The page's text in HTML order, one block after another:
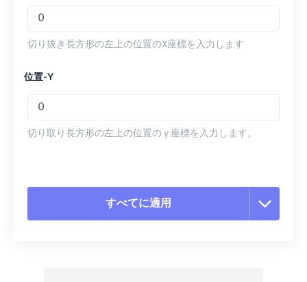
切り抜き長方形の左上の位置のX座標を入力します
位置-Y
切り取り長方形の左上の位置の y 座標を入力します。
すべてに適用